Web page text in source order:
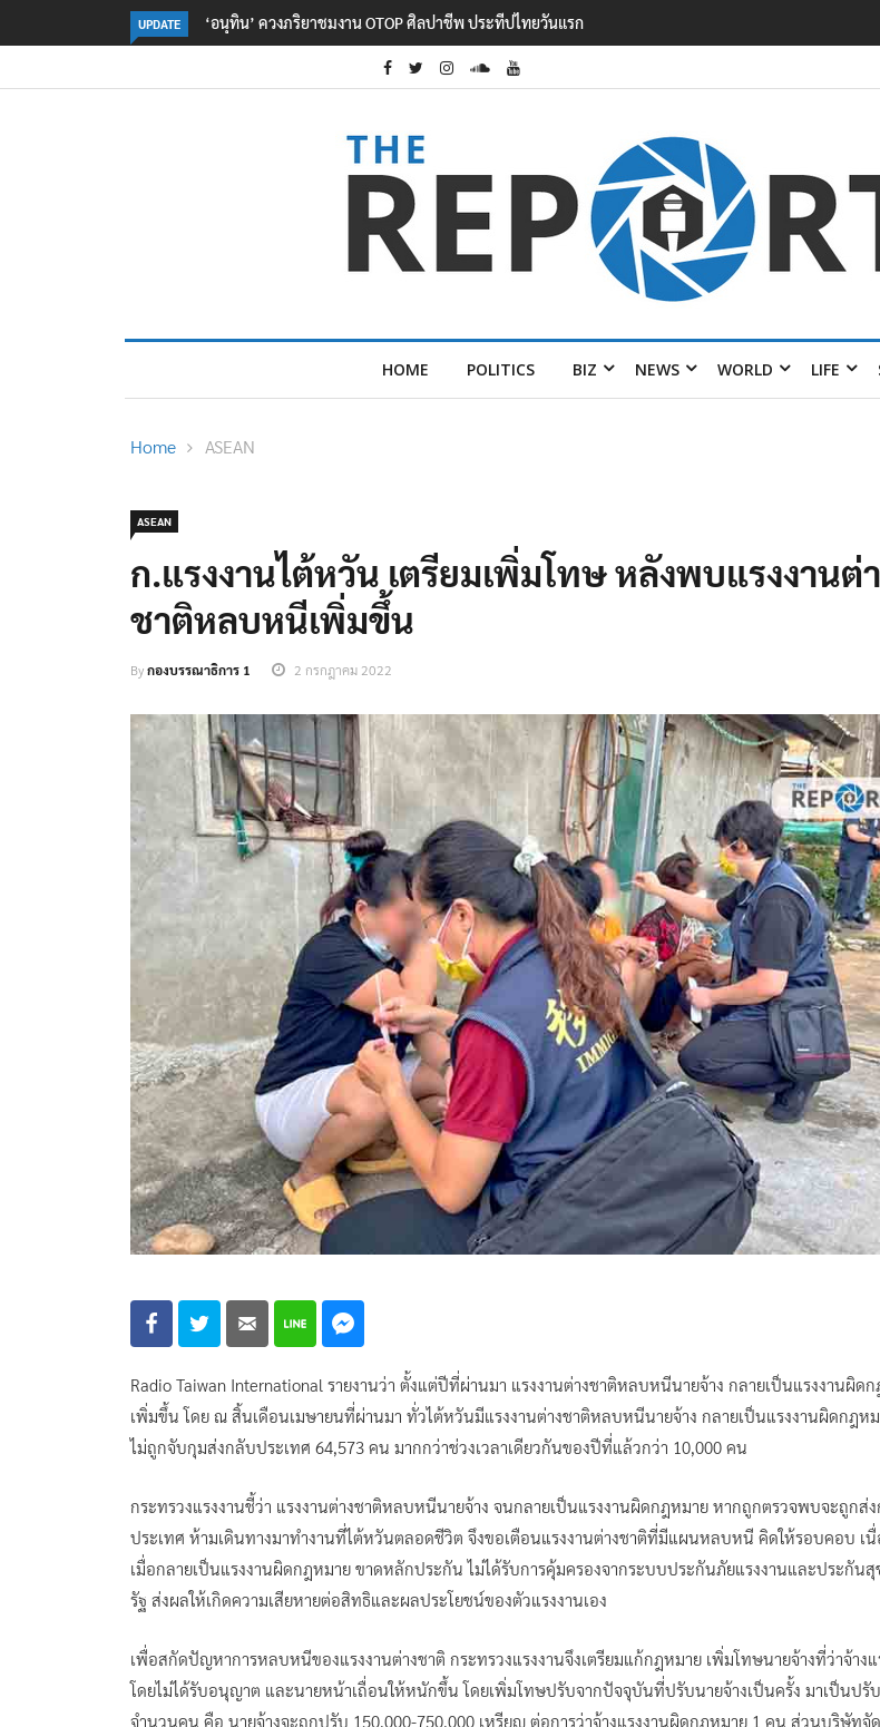
UPDATE
ศิลปาชีพ ประทีปไทยวันแรกลอรีอัลโชว์ผลประกอบการครึ่งปีแรกโต 6.5% กวาดรายได้
2.3 หมื่นล้านยูโร คว้าไลเซนส์ ‘กุชชี่’ 50 ปี พร้อมส่ง 4 แบรนด์
HOME POLITICS BIZ NEWS WORLD LIFE
Home ASEAN
ASEAN
ก.แรงงานไต้หวัน เตรียมเพิ่มโทษ หลังพบแรงงานต่
ชาติหลบหนีเพิ่มขึ้น
Byกองบรรณาธิการ 1 2 กรกฎาคม 2022
Radio Taiwan International รายงานว่า ตั้งแต่ปีที่ผ่านมา แรงงานต่างชาติหลบหนีนายจ้าง กลายเป็นแรงงานผิด
เพิ่มขึ้น โดย ณ สิ้นเดือนเมษายนที่ผ่านมา ทั่วไต้หวันมีแรงงานต่างชาติหลบหนีนายจ้าง กลายเป็นแรงงานผิดกฎห
ไม่ถูกจับกุมส่งกลับประเทศ 64,573 คน มากกว่าช่วงเวลาเดียวกันของปีที่แล้วกว่า 10,000 คน
กระทรวงแรงงานชี้ว่า แรงงานต่างชาติหลบหนีนายจ้าง จนกลายเป็นแรงงานผิดกฎหมาย หากถูกตรวจพบจะถูกส่
ประเทศ ห้ามเดินทางมาทำงานที่ไต้หวันตลอดชีวิต จึงขอเตือนแรงงานต่างชาติที่มีแผนหลบหนี คิดให้รอบคอบ เนื่
เมื่อกลายเป็นแรงงานผิดกฎหมาย ขาดหลักประกัน ไม่ได้รับการคุ้มครองจากระบบประกันภัยแรงงานและประกัน
รัฐ ส่งผลให้เกิดความเสียหายต่อสิทธิและผลประโยชน์ของตัวแรงงานเอง
เพื่อสกัดปัญหาการหลบหนีของแรงงานต่างชาติ กระทรวงแรงงานจึงเตรียมแก้กฎหมาย เพิ่มโทษนายจ้างที่ว่าจ้างแ
โดยไม่ได้รับอนุญาต และนายหน้าเถื่อนให้หนักขึ้น โดยเพิ่มโทษปรับจากปัจจุบันที่ปรับนายจ้างเป็นครั้ง มาเป็นปรั
จำนวนคน คือ นายจ้างจะถูกปรับ 150,000-750,000 เหรียญ ต่อการว่าจ้างแรงงานผิดกฎหมาย 1 คน ส่วนบริษัทจั